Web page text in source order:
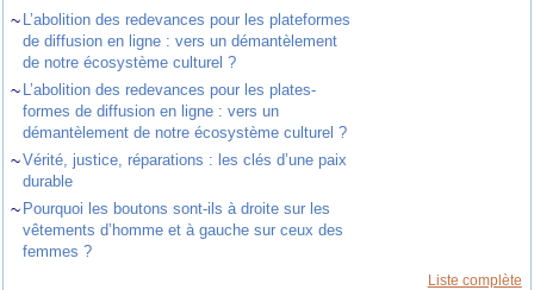
~ L’abolition des redevances pour les plateformes
de diffusion en ligne : vers un démantèlement
de notre écosystème culturel ?
~ L’abolition des redevances pour les plates-
formes de diffusion en ligne : vers un
démantèlement de notre écosystème culturel ?
~Vérité, justice, réparations : les clés d’une paix
durable
~ Pourquoi les boutons sont-ils à droite sur les
vêtements d’homme et à gauche sur ceux des
femmes ?
Liste complète